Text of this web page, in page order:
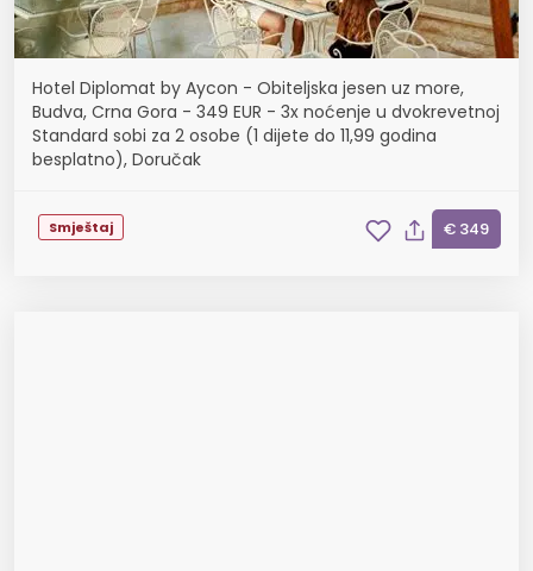
Hotel Diplomat by Aycon - Obiteljska jesen uz more,
Budva, Crna Gora - 349 EUR - 3x noćenje u dvokrevetnoj
Standard sobi za 2 osobe (1 dijete do 11,99 godina
besplatno), Doručak
Smještaj € 349